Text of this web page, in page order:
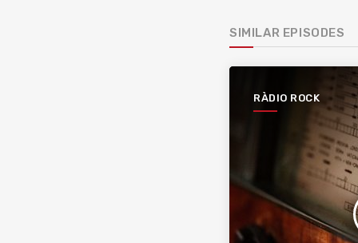
SIMILAR EPISODES
RÀDIO ROCK